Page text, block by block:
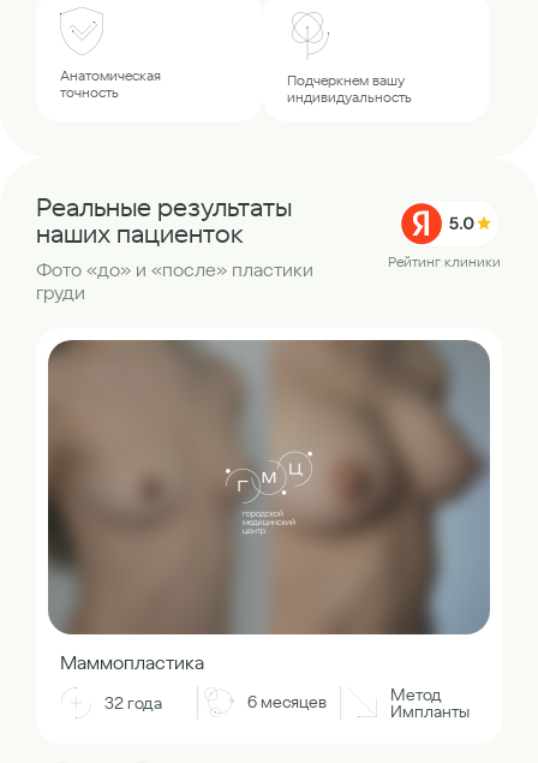
Анатомическая
точность
Подчеркнем вашу
индивидуальность
Реальные результаты
наших пациенток
Фото «до» и «после» пластики
груди
Рейтинг клиники
Маммопластика
32 года 6 месяцев Метод
Импланты